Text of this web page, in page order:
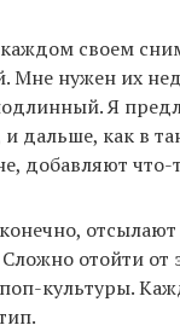
своем
Мне нужен их
Я
дальше, как в
добавляют что-
отойти от
культуры.